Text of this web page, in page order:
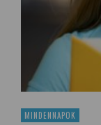
MINDENNAPOK